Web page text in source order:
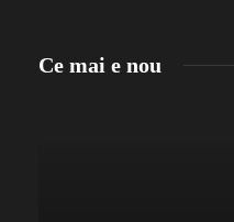
Ce mai e nou